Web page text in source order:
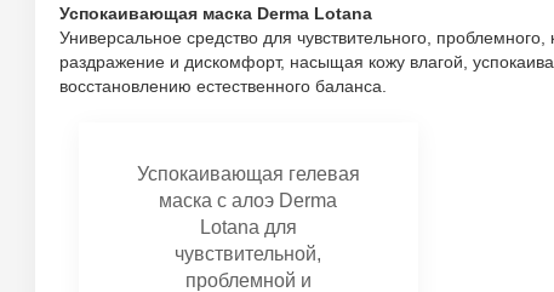
Успокаивающая маска Derma Lotana
Универсальное средство для чувствительного,
раздражение и дискомфорт, насыщая кожу влагой,
восстановлению естественного баланса.
Успокаивающая гелевая
маска с алоэ Derma
Lotana для
чувствительной,
проблемной и